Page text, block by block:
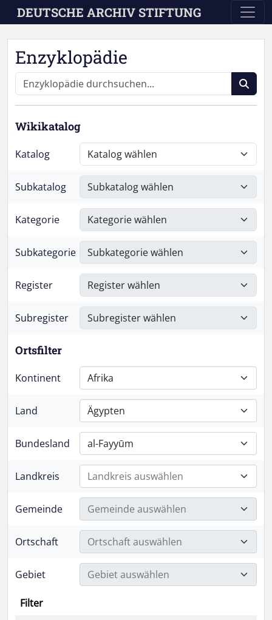
Skip to main content
DEUTSCHE ARCHIV STIFTUNG
Enzyklopädie
Wikikatalog
Katalog
Subkatalog
Kategorie
Subkategorie
Register
Subregister
Ortsfilter
Kontinent Afrika
Land Ägypten
Bundesland al-Fayyūm
Landkreis Landkreis auswählen
Gemeinde Gemeinde auswählen
Ortschaft Ortschaft auswählen
Gebiet Gebiet auswählen
Filter